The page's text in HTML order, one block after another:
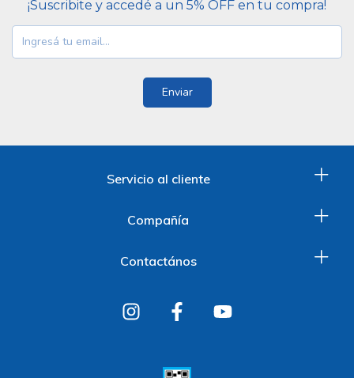
¡Suscribite y accedé a un 5% OFF en tu compra!
Servicio al cliente
Compañía
Contactános